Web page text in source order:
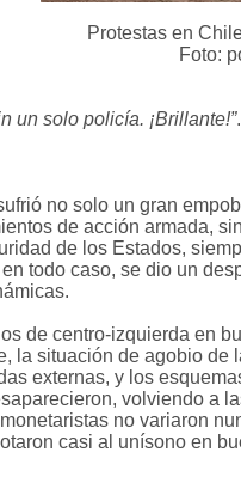
Protestas en
Foto:
un solo policía. ¡Brillante!”.
no solo un gran
de acción armada,
de los Estados,
todo caso, se dio un
de centro-izquierda en
la situación de agobio
externas, y los
volviendo a
no variaron
casi al unísono en